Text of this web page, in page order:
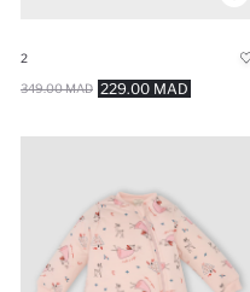
2
229.00 MAD
349.00 MAD